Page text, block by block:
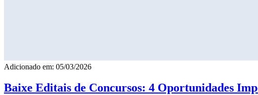
Adicionado em: 05/03/2026
Baixe Editais de Concursos: 4 Oportunidades